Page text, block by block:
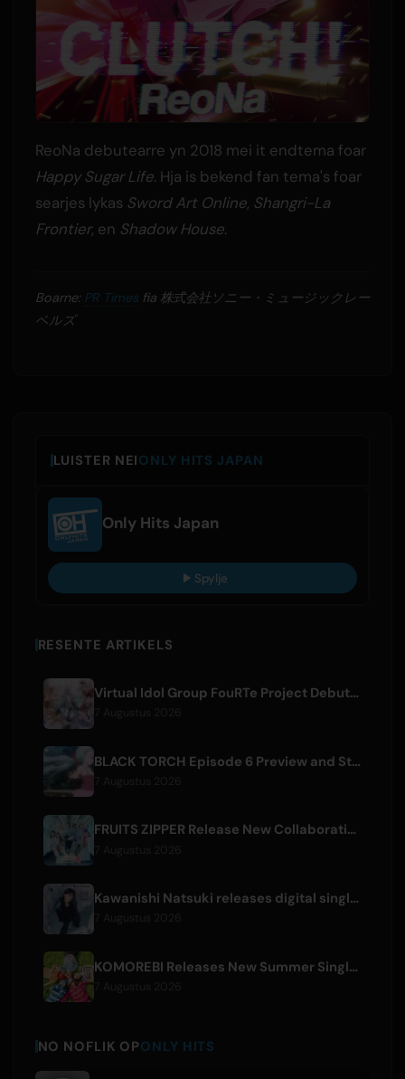
ReoNa debutearre yn 2018 mei it endtema foar
Happy Sugar Life. Hja is bekend fan tema's foar
searjes lykas Sword Art Online, Shangri-La
Frontier, en Shadow House.
Boarne: PR Timesfia 株式会社ソニー・ミュージックレー
ベルズ
LUISTER NEIONLY HITS JAPAN
Only Hits Japan
Spylje
RESENTE ARTIKELS
Virtual Idol Group FouRTe Project Debuts with 'ALL IN' Album Produced by m-flo's ☆Taku Takahashi
BLACK TORCH Episode 6 Preview and Streaming Details
FRUITS ZIPPER Release New Collaboration Song '1,2,3,FOOOOUR'
Kawanishi Natsuki releases digital single 'Sayonara wa Ichiban Kirei na Atashi de'
KOMOREBI Releases New Summer Single 'Letsu Natsu'
NO NOFLIK OPONLY HITS